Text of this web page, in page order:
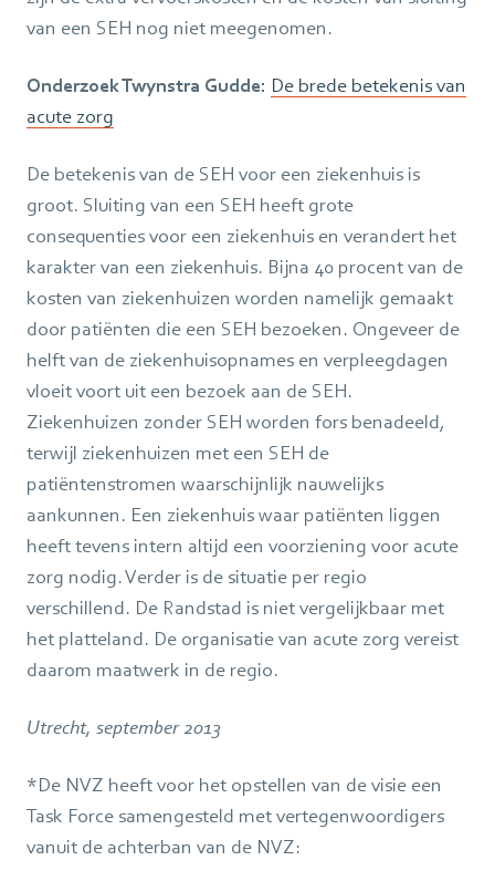
van een SEH nog niet meegenomen.
Onderzoek Twynstra Gudde: De brede betekenis van
acute zorg
De betekenis van de SEH voor een ziekenhuis is
groot. Sluiting van een SEH heeft grote
consequenties voor een ziekenhuis en verandert het
karakter van een ziekenhuis. Bijna 40 procent van de
kosten van ziekenhuizen worden namelijk gemaakt
door patiënten die een SEH bezoeken. Ongeveer de
helft van de ziekenhuisopnames en verpleegdagen
vloeit voort uit een bezoek aan de SEH.
Ziekenhuizen zonder SEH worden fors benadeeld,
terwijl ziekenhuizen met een SEH de
patiëntenstromen waarschijnlijk nauwelijks
aankunnen. Een ziekenhuis waar patiënten liggen
heeft tevens intern altijd een voorziening voor acute
zorg nodig. Verder is de situatie per regio
verschillend. De Randstad is niet vergelijkbaar met
het platteland. De organisatie van acute zorg vereist
daarom maatwerk in de regio.
Utrecht, september 2013
*De NVZ heeft voor het opstellen van de visie een
Task Force samengesteld met vertegenwoordigers
vanuit de achterban van de NVZ: